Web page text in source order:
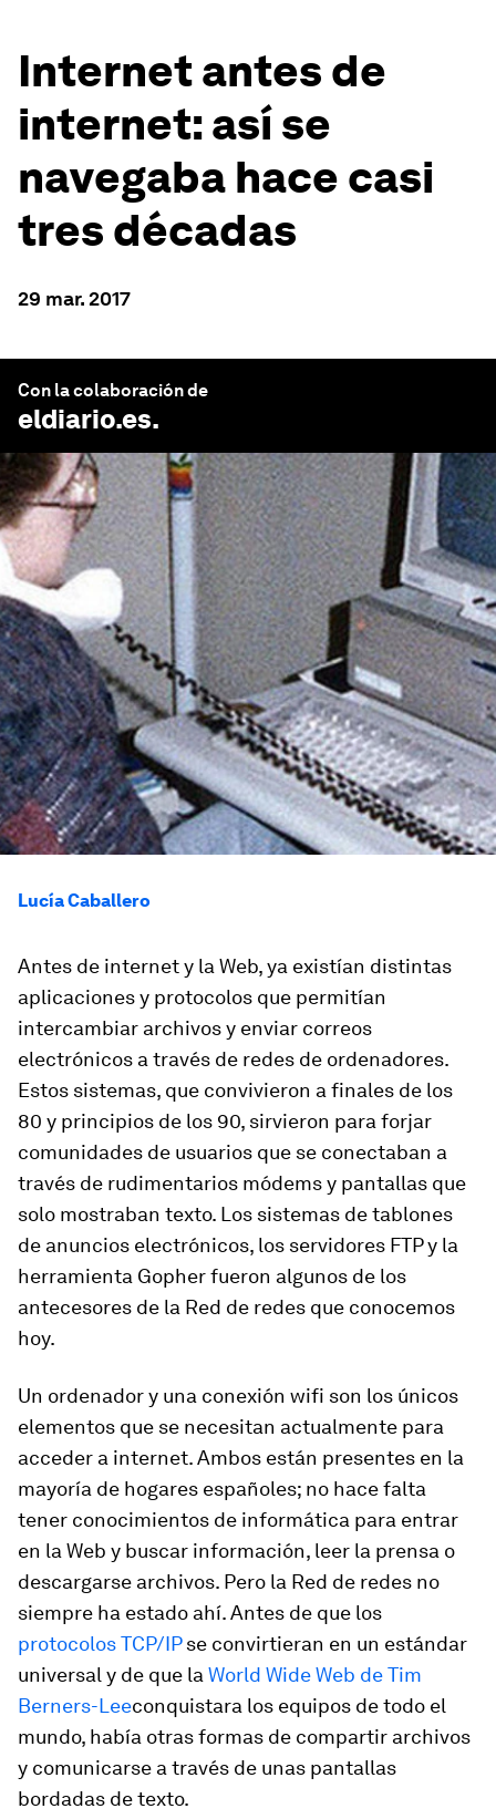
Internet antes de
internet: así se
navegaba hace casi
tres décadas
29 mar. 2017
Con la colaboración de
eldiario.es.
Lucía Caballero
Antes de internet y la Web, ya existían distintas
aplicaciones y protocolos que permitían
intercambiar archivos y enviar correos
electrónicos a través de redes de ordenadores.
Estos sistemas, que convivieron a finales de los
80 y principios de los 90, sirvieron para forjar
comunidades de usuarios que se conectaban a
través de rudimentarios módems y pantallas que
solo mostraban texto. Los sistemas de tablones
de anuncios electrónicos, los servidores FTP y la
herramienta Gopher fueron algunos de los
antecesores de la Red de redes que conocemos
hoy.
Un ordenador y una conexión wifi son los únicos
elementos que se necesitan actualmente para
acceder a internet. Ambos están presentes en la
mayoría de hogares españoles; no hace falta
tener conocimientos de informática para entrar
en la Web y buscar información, leer la prensa o
descargarse archivos. Pero la Red de redes no
siempre ha estado ahí. Antes de que los
protocolos TCP/IPse convirtieran en un estándar
universal y de que la World Wide Web de Tim
Berners-Leeconquistara los equipos de todo el
mundo, había otras formas de compartir archivos
y comunicarse a través de unas pantallas
bordadas de texto.